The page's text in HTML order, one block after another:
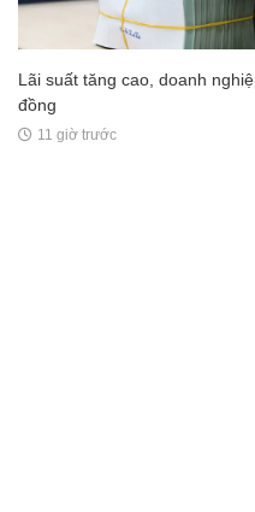
Lãi suất tăng cao, doanh
đồng
11 giờ trước